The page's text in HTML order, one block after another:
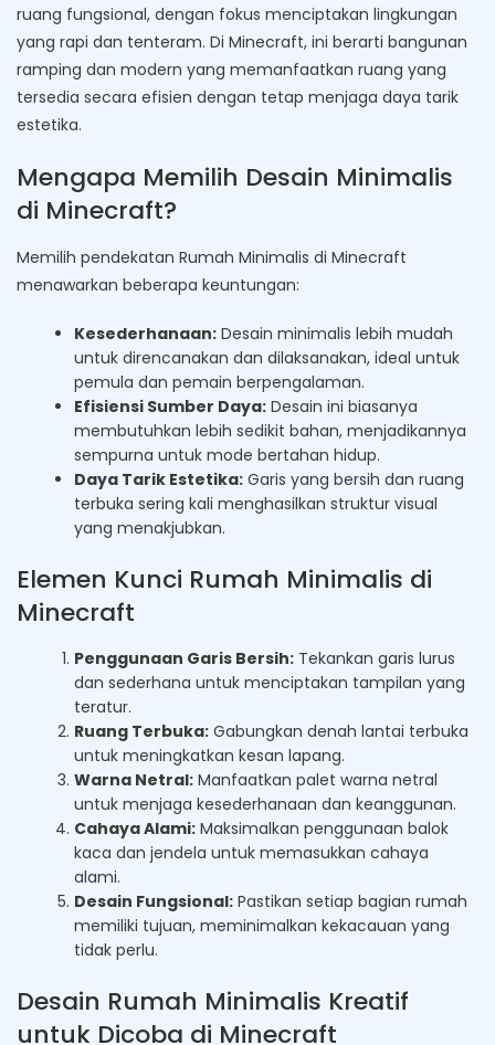
ruang fungsional, dengan fokus menciptakan lingkungan
yang rapi dan tenteram. Di Minecraft, ini berarti bangunan
ramping dan modern yang memanfaatkan ruang yang
tersedia secara efisien dengan tetap menjaga daya tarik
estetika.
Mengapa Memilih Desain Minimalis
di Minecraft?
Memilih pendekatan Rumah Minimalis di Minecraft
menawarkan beberapa keuntungan:
Kesederhanaan: Desain minimalis lebih mudah
untuk direncanakan dan dilaksanakan, ideal untuk
pemula dan pemain berpengalaman.
Efisiensi Sumber Daya: Desain ini biasanya
membutuhkan lebih sedikit bahan, menjadikannya
sempurna untuk mode bertahan hidup.
Daya Tarik Estetika: Garis yang bersih dan ruang
terbuka sering kali menghasilkan struktur visual
yang menakjubkan.
Elemen Kunci Rumah Minimalis di
Minecraft
Penggunaan Garis Bersih: Tekankan garis lurus
dan sederhana untuk menciptakan tampilan yang
teratur.
Ruang Terbuka: Gabungkan denah lantai terbuka
untuk meningkatkan kesan lapang.
Warna Netral: Manfaatkan palet warna netral
untuk menjaga kesederhanaan dan keanggunan.
Cahaya Alami: Maksimalkan penggunaan balok
kaca dan jendela untuk memasukkan cahaya
alami.
Desain Fungsional: Pastikan setiap bagian rumah
memiliki tujuan, meminimalkan kekacauan yang
tidak perlu.
Desain Rumah Minimalis Kreatif
untuk Dicoba di Minecraft